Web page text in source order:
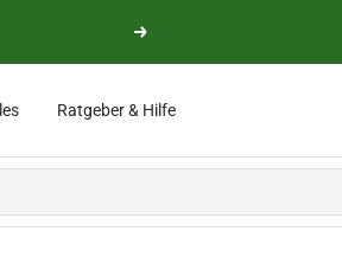
Weiter
Ratgeber & Hilfe